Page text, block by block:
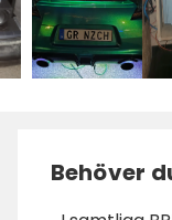
Behöver